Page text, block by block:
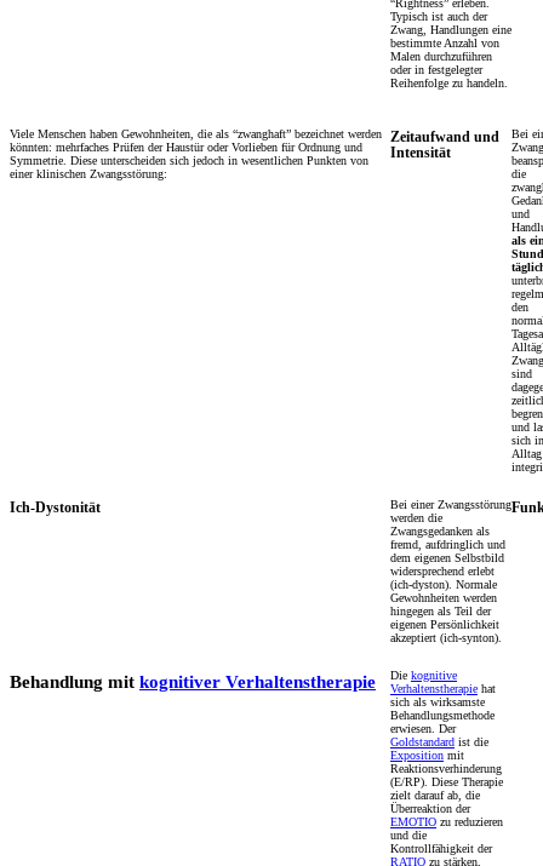
“Rightness” erleben.
Typisch ist auch der
Zwang, Handlungen eine
bestimmte Anzahl von
Malen durchzuführen
oder in festgelegter
Reihenfolge zu handeln.
Viele Menschen haben Gewohnheiten, die als “zwanghaft” bezeichnet werden
könnten: mehrfaches Prüfen der Haustür oder Vorlieben für Ordnung und
Symmetrie. Diese unterscheiden sich jedoch in wesentlichen Punkten von
einer klinischen Zwangsstörung:
Zeitaufwand und
Intensität
Bei
die
und
als
den
sind
und
sich
Alltag
Ich-Dystonität
Bei einer Zwangsstörung
werden die
Zwangsgedanken als
fremd, aufdringlich und
dem eigenen Selbstbild
widersprechend erlebt
(ich-dyston). Normale
Gewohnheiten werden
hingegen als Teil der
eigenen Persönlichkeit
akzeptiert (ich-synton).
Behandlung mit kognitiver Verhaltenstherapie Die kognitive
Verhaltenstherapie hat
sich als wirksamste
Behandlungsmethode
erwiesen. Der
Goldstandard ist die
Exposition mit
Reaktionsverhinderung
(E/RP). Diese Therapie
zielt darauf ab, die
Überreaktion der
EMOTIO zu reduzieren
und die
Kontrollfähigkeit der
RATIO zu stärken,